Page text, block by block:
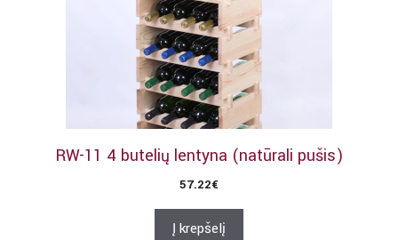
RW-11 4 butelių lentyna (natūrali pušis)
57.22€
Į krepšelį